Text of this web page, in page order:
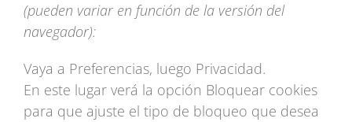
(pueden variar en función de la versión del
navegador):
Vaya a Preferencias, luego Privacidad.
En este lugar verá la opción Bloquear cookies
para que ajuste el tipo de bloqueo que desea